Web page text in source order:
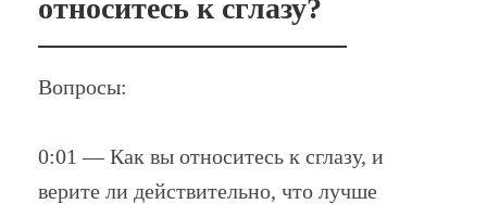
относитесь к сглазу?
Вопросы:
0:01 — Как вы относитесь к сглазу, и
верите ли действительно, что лучше